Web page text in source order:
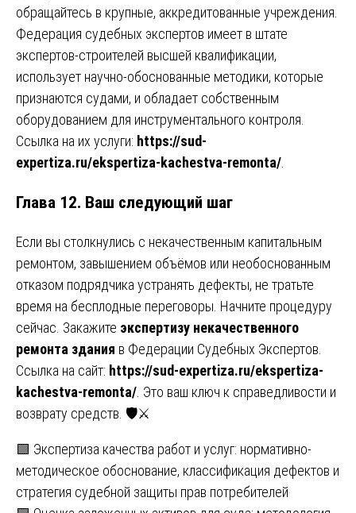
обращайтесь в крупные, аккредитованные учреждения.
Федерация судебных экспертов имеет в штате
экспертов-строителей высшей квалификации,
использует научно-обоснованные методики, которые
признаются судами, и обладает собственным
оборудованием для инструментального контроля.
Ссылка на их услуги: https://sud-
expertiza.ru/ekspertiza-kachestva-remonta/
Глава 12. Ваш следующий шаг
Если вы столкнулись с некачественным капитальным
ремонтом, завышением объёмов или необоснованным
отказом подрядчика устранять дефекты, не тратьте
время на бесплодные переговоры. Начните процедуру
сейчас. Закажите экспертизу некачественного
ремонта здания в Федерации Судебных Экспертов.
Ссылка на сайт: https://sud-expertiza.ru/ekspertiza-
kachestva-remonta/ . Это ваш ключ к справедливости и
возврату средств. 🛡️⚔️
Навигация
по
🟩 Экспертиза качества работ и услуг: нормативно-
методическое обоснование, классификация дефектов и
стратегия судебной защиты прав потребителей